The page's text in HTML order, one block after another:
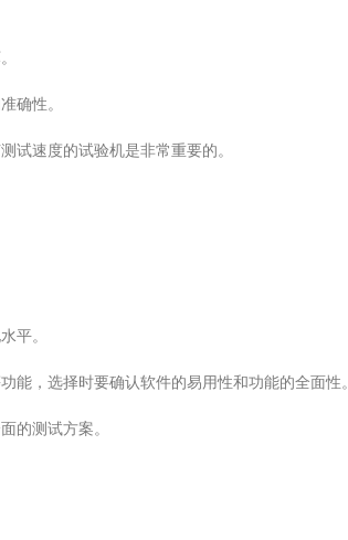
确性。
速度的试验机是非常重要的。
平。
，选择时要确认软件的易用性和功能的全面性。
的测试方案。